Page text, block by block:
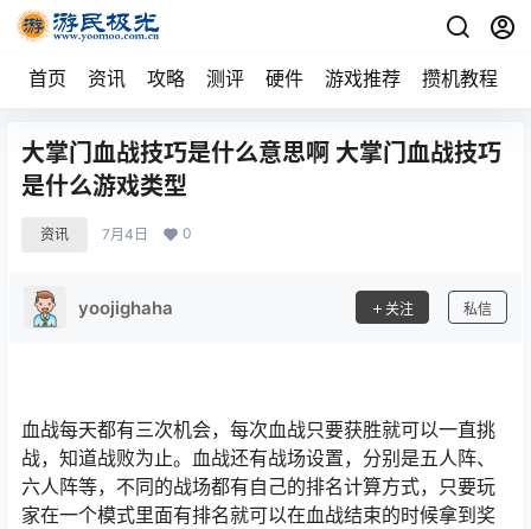
首页 资讯 攻略 测评 硬件 游戏推荐 攒机教程
大掌门血战技巧是什么意思啊 大掌门血战技巧
是什么游戏类型
资讯 7月4日 0
yoojighaha 关注 私信
血战每天都有三次机会，每次血战只要获胜就可以一直挑
战，知道战败为止。血战还有战场设置，分别是五人阵、
六人阵等，不同的战场都有自己的排名计算方式，只要玩
家在一个模式里面有排名就可以在血战结束的时候拿到奖